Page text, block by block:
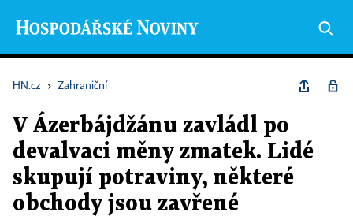
HN.cz › Zahraniční
V Ázerbájdžánu zavládl po
devalvaci měny zmatek. Lidé
skupují potraviny, některé
obchody jsou zavřené